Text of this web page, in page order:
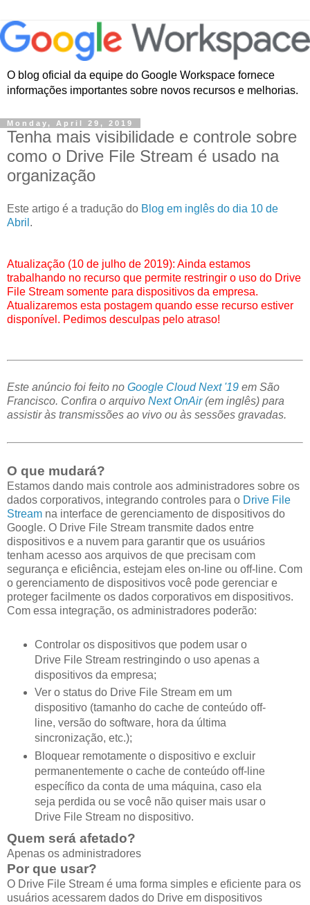
O blog oficial da equipe do Google Workspace fornece
informações importantes sobre novos recursos e melhorias.
Monday, April 29, 2019
Tenha mais visibilidade e controle sobre
como o Drive File Stream é usado na
organização
Este artigo é a tradução do Blog em inglês do dia 10 de
Abril .
Atualização (10 de julho de 2019): Ainda estamos
trabalhando no recurso que permite restringir o uso do Drive
File Stream somente para dispositivos da empresa.
Atualizaremos esta postagem quando esse recurso estiver
disponível. Pedimos desculpas pelo atraso!
Este anúncio foi feito no Google Cloud Next '19 em São
Francisco. Confira o arquivo Next OnAir(em inglês) para
assistir às transmissões ao vivo ou às sessões gravadas.
O que mudará?
Estamos dando mais controle aos administradores sobre os
dados corporativos, integrando controles para o Drive File
Stream na interface de gerenciamento de dispositivos do
Google. O Drive File Stream transmite dados entre
dispositivos e a nuvem para garantir que os usuários
tenham acesso aos arquivos de que precisam com
segurança e eficiência, estejam eles on-line ou off-line. Com
o gerenciamento de dispositivos você pode gerenciar e
proteger facilmente os dados corporativos em dispositivos.
Com essa integração, os administradores poderão:
Controlar os dispositivos que podem usar o
Drive File Stream restringindo o uso apenas a
dispositivos da empresa;
Ver o status do Drive File Stream em um
dispositivo (tamanho do cache de conteúdo off-
line, versão do software, hora da última
sincronização, etc.);
Bloquear remotamente o dispositivo e excluir
permanentemente o cache de conteúdo off-line
específico da conta de uma máquina, caso ela
seja perdida ou se você não quiser mais usar o
Drive File Stream no dispositivo.
Quem será afetado?
Apenas os administradores
Por que usar?
O Drive File Stream é uma forma simples e eficiente para os
usuários acessarem dados do Drive em dispositivos